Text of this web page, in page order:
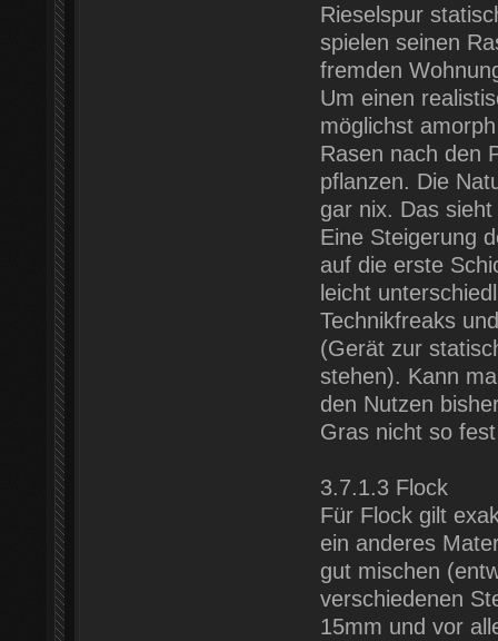
Rieselspur
spielen seinen
fremden
Um einen
möglichst
Rasen nach den
pflanzen. Die
gar nix. Das
Eine Steigerung
auf die erste
leicht
Technikfreaks
(Gerät zur
stehen). Kann
den Nutzen
Gras nicht so
3.7.1.3 Flock
Für Flock gilt
ein anderes
gut mischen
verschiedenen
15mm und vor